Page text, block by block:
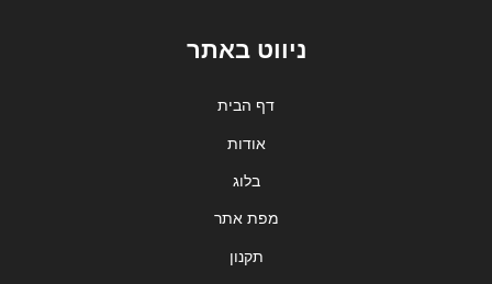
ניווט באתר
דף הבית
אודות
בלוג
מפת אתר
תקנון